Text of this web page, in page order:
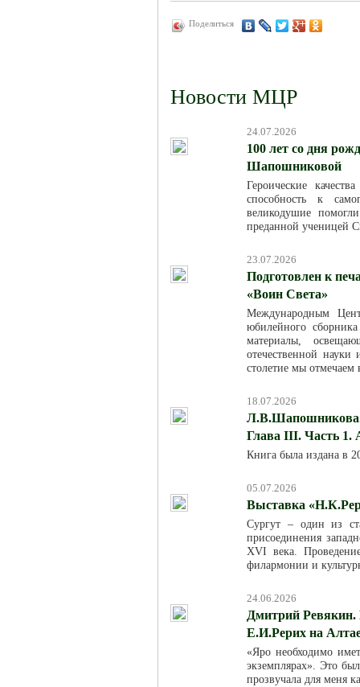
Поделиться
Новости МЦР
24.07.2026
100 лет со дня
Шапошниковой
Героические
способность к
великодушие
преданной ученицей
23.07.2026
Подготовлен к
«Воин Света»
Международным
юбилейного
материалы,
отечественной
столетие мы отмечаем
18.07.2026
Л.В.Шапошникова.
Глава III. Часть 1.
Книга была издана в
05.07.2026
Выставка
Сургут – один из
присоединения
XVI века.
филармонии и
24.06.2026
Дмитрий Ревякин.
Е.И.Рерих на
«Яро необходимо
экземплярах». Это
прозвучала для меня